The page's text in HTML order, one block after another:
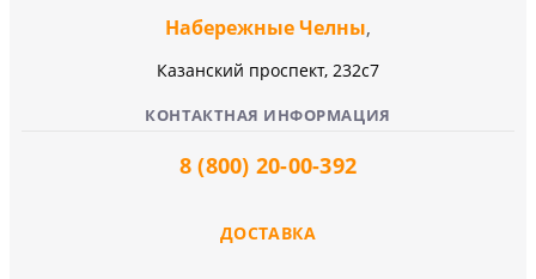
Набережные Челны,
Казанский проспект, 232c7
КОНТАКТНАЯ ИНФОРМАЦИЯ
8 (800) 20-00-392
ДОСТАВКА